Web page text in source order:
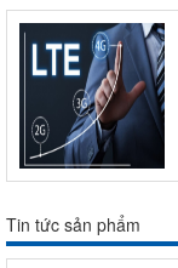
Tin tức sản phẩm